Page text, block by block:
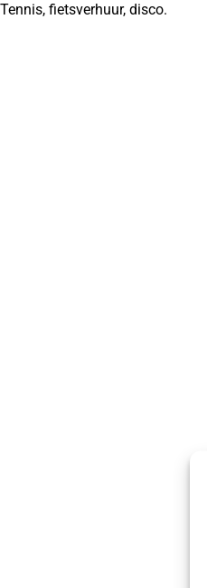
fietsverhuur, disco.